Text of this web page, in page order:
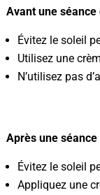
Avant une séance
Évitez le soleil
Utilisez une
N’utilisez pas
Après une séance
Évitez le soleil
Appliquez une